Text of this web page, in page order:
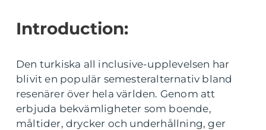
Introduction:
Den turkiska all inclusive-upplevelsen har
blivit en populär semesteralternativ bland
resenärer över hela världen. Genom att
erbjuda bekvämligheter som boende,
måltider, drycker och underhållning, ger